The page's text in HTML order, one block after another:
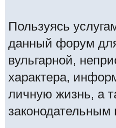
Пользуясь
данный форум
вульгарной,
характера,
личную жизнь, а